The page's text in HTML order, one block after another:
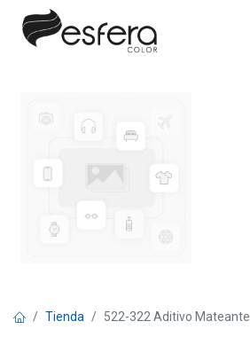
Tienda 522-322 Aditivo Mateante